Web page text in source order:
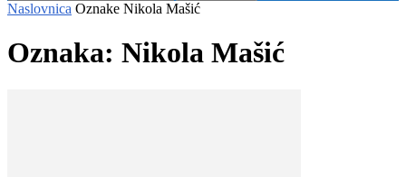
Naslovnica Oznake Nikola Mašić
Oznaka: Nikola Mašić